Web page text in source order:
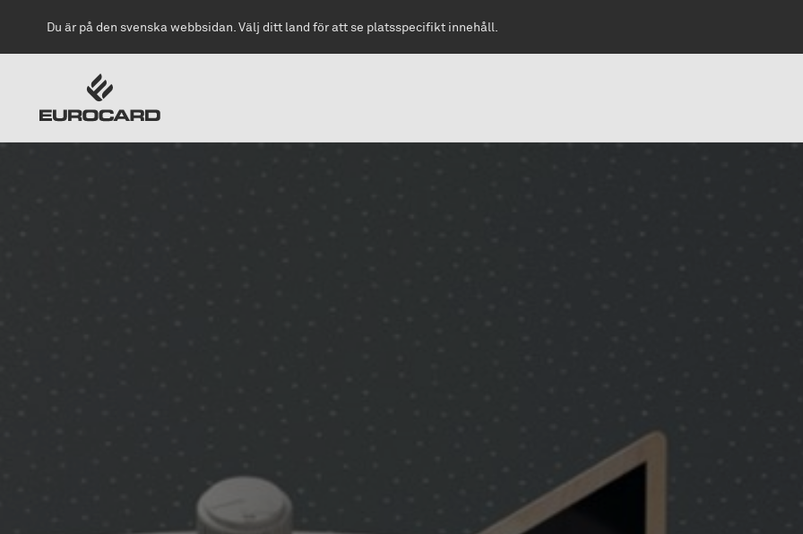
Du är på den svenska webbsidan. Välj ditt land för att se platsspecifikt innehåll.